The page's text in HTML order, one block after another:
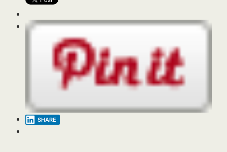
SHARE